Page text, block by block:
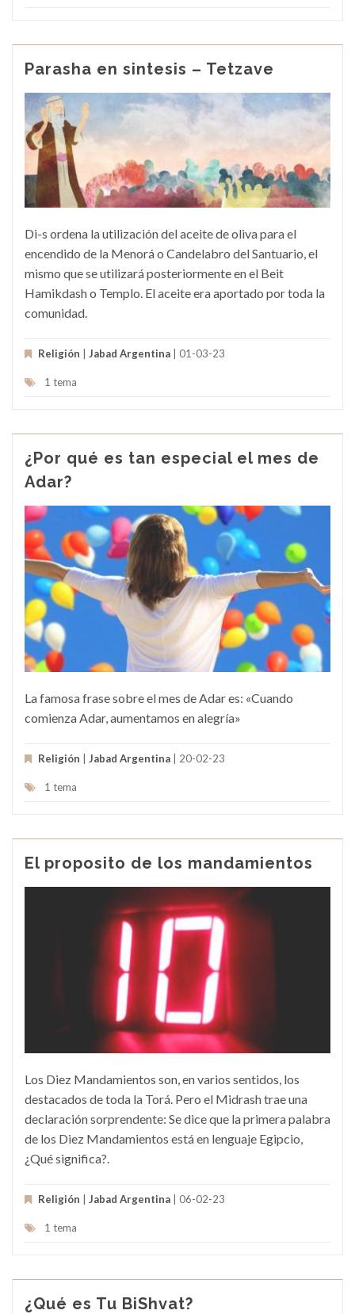
Parasha en sintesis – Tetzave
Di-s ordena la utilización del aceite de oliva para el
encendido de la Menorá o Candelabro del Santuario, el
mismo que se utilizará posteriormente en el Beit
Hamikdash o Templo. El aceite era aportado por toda la
comunidad.
Religión Jabad Argentina | 01-03-23
1 tema
¿Por qué es tan especial el mes de
Adar?
La famosa frase sobre el mes de Adar es: «Cuando
comienza Adar, aumentamos en alegría»
Religión Jabad Argentina | 20-02-23
1 tema
El proposito de los mandamientos
Los Diez Mandamientos son, en varios sentidos, los
destacados de toda la Torá. Pero el Midrash trae una
declaración sorprendente: Se dice que la primera palabra
de los Diez Mandamientos está en lenguaje Egipcio,
¿Qué significa?.
Religión Jabad Argentina | 06-02-23
1 tema
¿Qué es Tu BiShvat?